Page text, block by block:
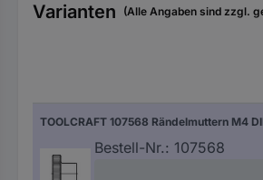
Varianten (Alle Angaben sind zzgl.
TOOLCRAFT 107568 Rändelmuttern M4
Bestell-Nr.: 107568